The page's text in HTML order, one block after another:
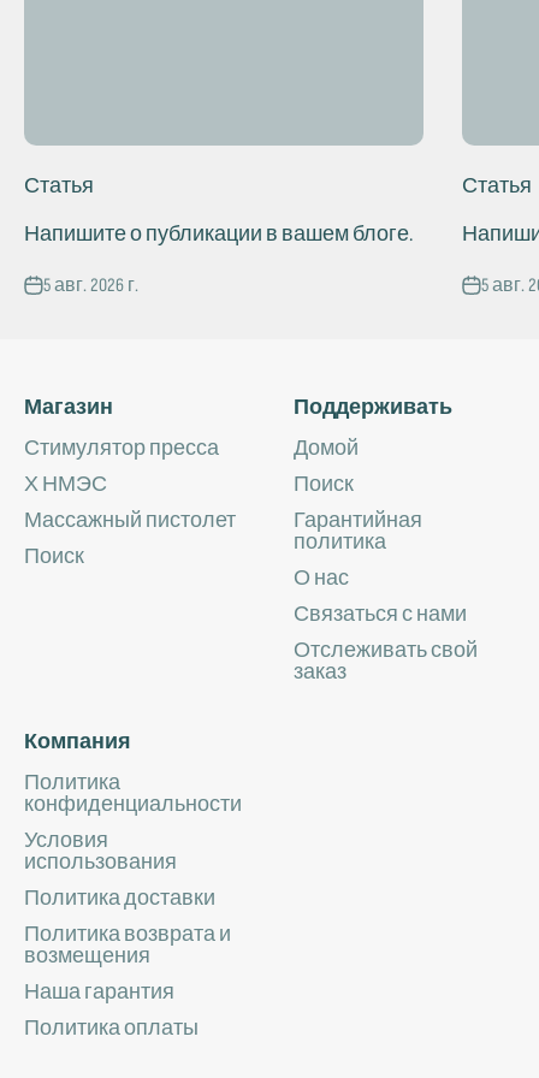
Статья
Напишите о публикации в вашем блоге.
5 авг. 2026 г.
Статья
5 авг.
Магазин
Стимулятор пресса
Х НМЭС
Массажный пистолет
Поиск
Поддерживать
Домой
Поиск
Гарантийная
политика
О нас
Связаться с нами
Отслеживать свой
заказ
Компания
Политика
конфиденциальности
Условия
использования
Политика доставки
Политика возврата и
возмещения
Наша гарантия
Политика оплаты